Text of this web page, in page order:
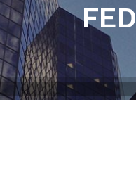
FED